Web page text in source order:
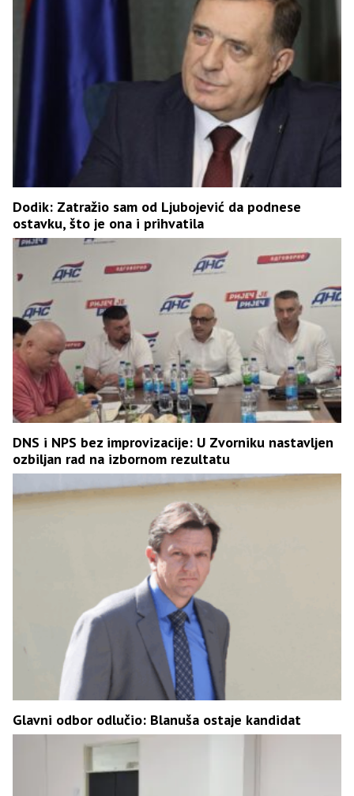
Dodik: Zatražio sam od Ljubojević da podnese
ostavku, što je ona i prihvatila
DNS i NPS bez improvizacije: U Zvorniku nastavljen
ozbiljan rad na izbornom rezultatu
Glavni odbor odlučio: Blanuša ostaje kandidat